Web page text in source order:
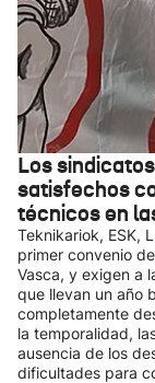
Los
satisfechos
técnicos en
Teknikariok, ESK,
primer convenio
Vasca, y exigen a
que llevan un año
completamente
la temporalidad,
ausencia de los
dificultades para